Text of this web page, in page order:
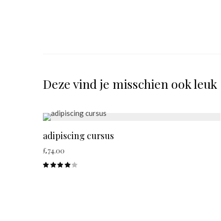
Deze vind je misschien ook leuk
adipiscing cursus
£74.00